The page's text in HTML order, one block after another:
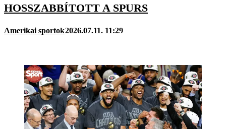
HOSSZABBÍTOTT A SPURS
Amerikai sportok2026.07.11. 11:29